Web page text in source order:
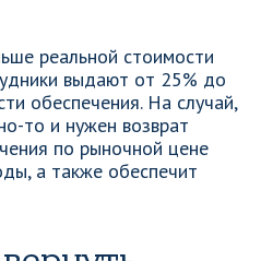
реальной стоимости
выдают от 25% до
обеспечения. На случай,
то и нужен возврат
по рыночной цене
а также обеспечит